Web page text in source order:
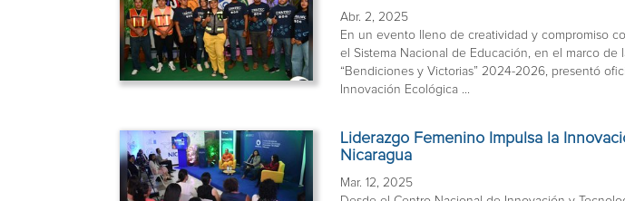
Abr. 2, 2025
En un evento lleno de creatividad y compromiso
el Sistema Nacional de Educación, en el marco de
“Bendiciones y Victorias” 2024-2026, presentó
Innovación Ecológica ...
Liderazgo Femenino Impulsa la
Nicaragua
Mar. 12, 2025